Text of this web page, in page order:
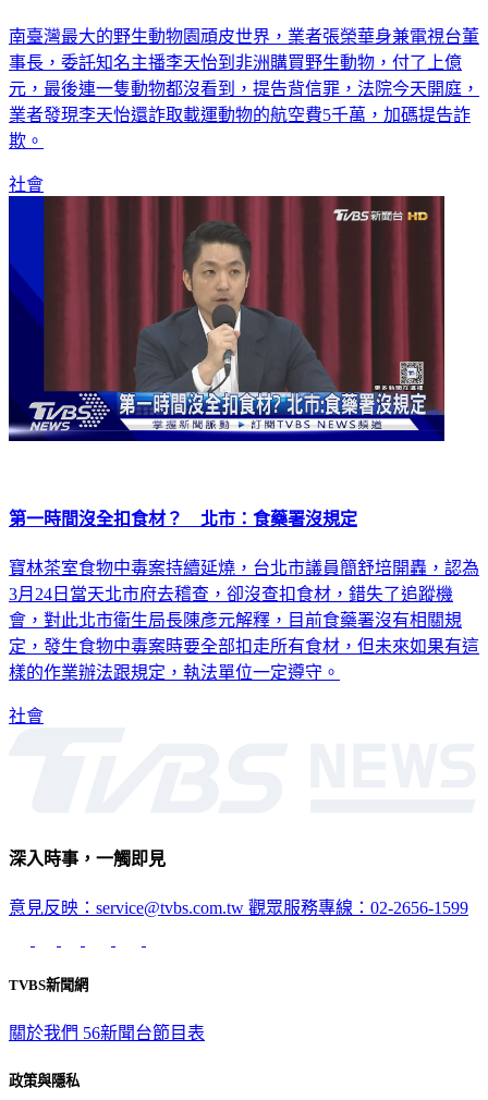
南臺灣最大的野生動物園頑皮世界，業者張榮華身兼電視台董
事長，委託知名主播李天怡到非洲購買野生動物，付了上億
元，最後連一隻動物都沒看到，提告背信罪，法院今天開庭，
業者發現李天怡還詐取載運動物的航空費5千萬，加碼提告詐
欺。
社會
第一時間沒全扣食材？ 北市：食藥署沒規定
寶林茶室食物中毒案持續延燒，台北市議員簡舒培開轟，認為
3月24日當天北市府去稽查，卻沒查扣食材，錯失了追蹤機
會，對此北市衛生局長陳彥元解釋，目前食藥署沒有相關規
定，發生食物中毒案時要全部扣走所有食材，但未來如果有這
樣的作業辦法跟規定，執法單位一定遵守。
社會
深入時事，一觸即見
意見反映：service@tvbs.com.tw 觀眾服務專線：02-2656-1599
TVBS新聞網
關於我們 56新聞台節目表
政策與隱私